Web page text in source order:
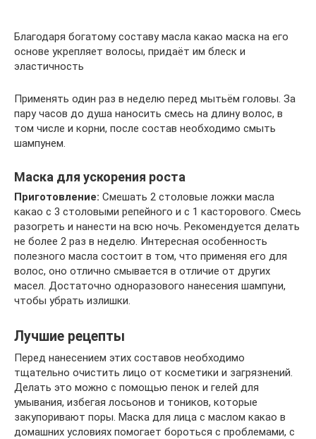
Благодаря богатому составу масла какао маска на его
основе укрепляет волосы, придаёт им блеск и
эластичность
Применять один раз в неделю перед мытьём головы. За
пару часов до душа наносить смесь на длину волос, в
том числе и корни, после состав необходимо смыть
шампунем.
Маска для ускорения роста
Приготовление: Смешать 2 столовые ложки масла
какао с 3 столовыми репейного и с 1 касторового. Смесь
разогреть и нанести на всю ночь. Рекомендуется делать
не более 2 раз в неделю. Интересная особенность
полезного масла состоит в том, что применяя его для
волос, оно отлично смывается в отличие от других
масел. Достаточно одноразового нанесения шампуни,
чтобы убрать излишки.
Лучшие рецепты
Перед нанесением этих составов необходимо
тщательно очистить лицо от косметики и загрязнений.
Делать это можно с помощью пенок и гелей для
умывания, избегая лосьонов и тоников, которые
закупоривают поры. Маска для лица с маслом какао в
домашних условиях помогает бороться с проблемами, с